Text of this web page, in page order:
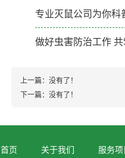
专业灭鼠公司为你
做好虫害防治工作
上一篇：没有了！
下一篇：没有了！
首页 关于我们 服务项